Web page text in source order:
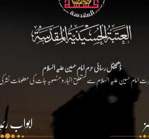
ڈیجیٹل رسائی حرم امام حسین علیہ السلام
امام حسین علیہ السلام سے متعلق اخبار و منصوبہ جات کی معلومات نشر
ابواب